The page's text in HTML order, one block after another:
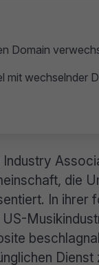
Domain
mit wechselnder
Industry
die
In ihrer